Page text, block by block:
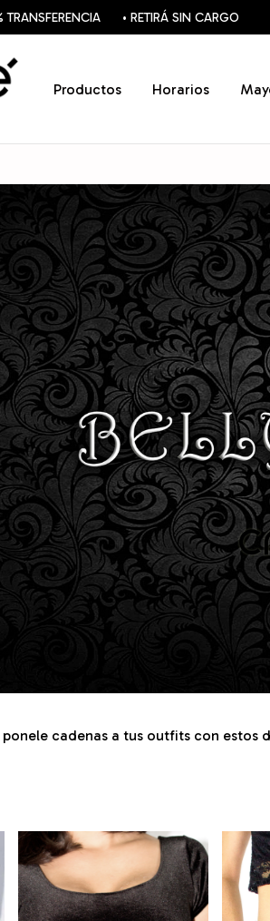
TRANSFERENCIA • RETIRÁ SIN CARGO
Productos Horarios
HECHO
ponele cadenas a tus outfits con